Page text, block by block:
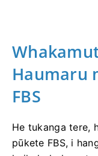
Haumaru
FBS
He tukanga tere,
pūkete FBS, i